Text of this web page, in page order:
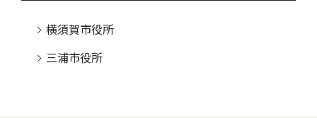
横須賀市役所
三浦市役所